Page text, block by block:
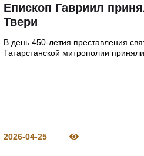
Епископ Гавриил
Твери
В день 450-летия преставления
Татарстанской митрополии
2026-04-25